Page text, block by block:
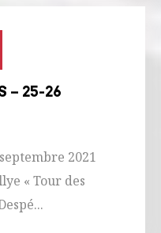
– 25-26
2021
« Tour des